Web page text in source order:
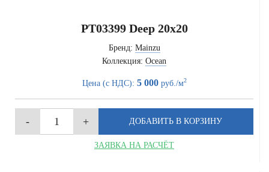
PT03399 Deep 20x20
Бренд: Mainzu
Коллекция: Ocean
Цена (с НДС): 5 000руб./м2
ЗАЯВКА НА РАСЧЁТ